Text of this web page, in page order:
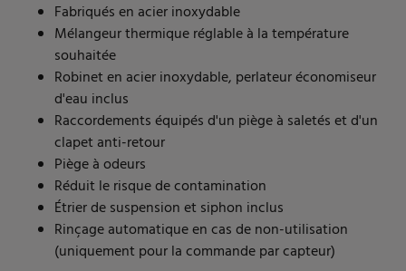
Fabriqués en acier inoxydable
Mélangeur thermique réglable à la température
souhaitée
Robinet en acier inoxydable, perlateur économiseur
d'eau inclus
Raccordements équipés d'un piège à saletés et d'un
clapet anti-retour
Piège à odeurs
Réduit le risque de contamination
Étrier de suspension et siphon inclus
Rinçage automatique en cas de non-utilisation
(uniquement pour la commande par capteur)